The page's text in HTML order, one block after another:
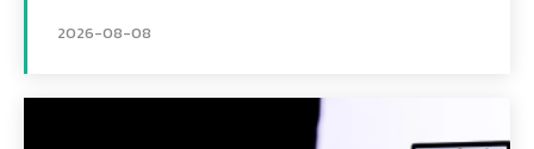
2026-08-08